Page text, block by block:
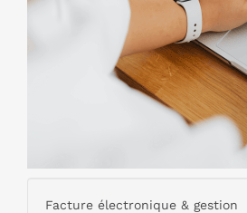
Facture électronique & gestion